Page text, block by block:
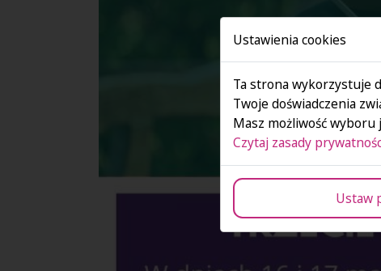
Ustawienia cookies
Ta strona wykorzystuje
Twoje doświadczenia
Masz możliwość
Czytaj zasady
Ustaw